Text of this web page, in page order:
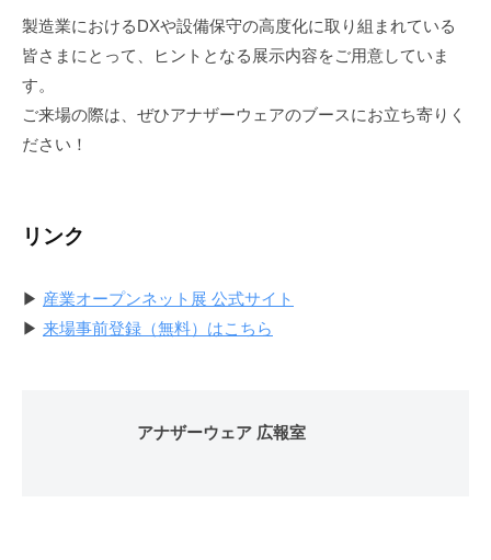
製造業におけるDXや設備保守の高度化に取り組まれている
皆さまにとって、ヒントとなる展示内容をご用意していま
す。
ご来場の際は、ぜひアナザーウェアのブースにお立ち寄りく
ださい！
リンク
▶︎ 産業オープンネット展 公式サイト
▶︎ 来場事前登録（無料）はこちら
アナザーウェア 広報室